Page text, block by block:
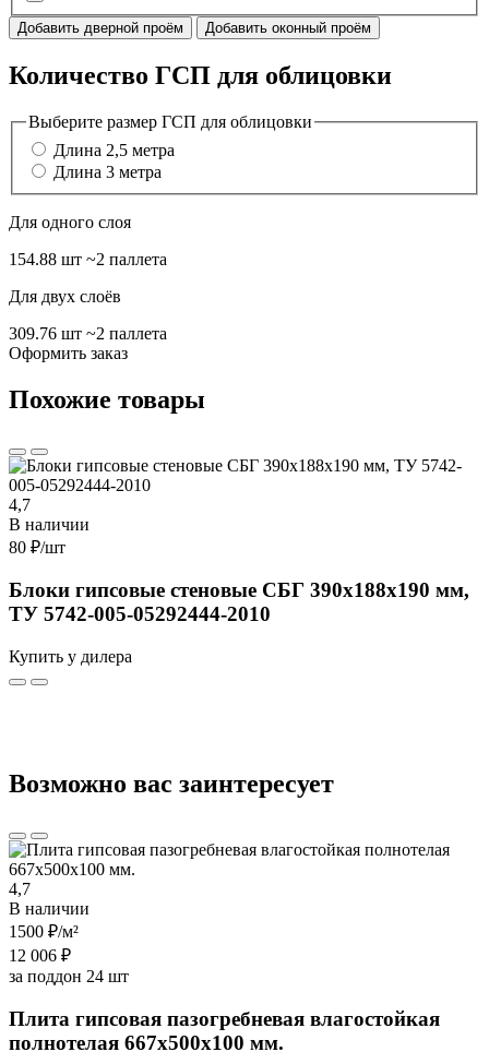
Добавить дверной проём Добавить оконный проём
Количество ГСП для облицовки
Выберите размер ГСП для облицовки
Длина 2,5 метра
Длина 3 метра
Для одного слоя
154.88 шт ~2 паллета
Для двух слоёв
309.76 шт ~2 паллета
Оформить заказ
Похожие товары
4,7
В наличии
80 ₽/шт
Блоки гипсовые стеновые СБГ 390х188х190 мм,
ТУ 5742-005-05292444-2010
Купить у дилера
Возможно вас заинтересует
4,7
В наличии
1500 ₽/м²
12 006 ₽
за поддон 24 шт
Плита гипсовая пазогребневая влагостойкая
полнотелая 667х500х100 мм.